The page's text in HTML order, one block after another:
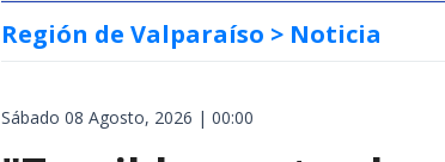
Región de Valparaíso > Noticia
Sábado 08 Agosto, 2026 | 00:00